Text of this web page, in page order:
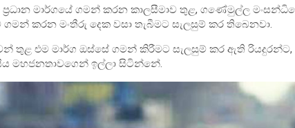
මාර්ගයේ ගමන් කරන කාලසීමාව තුළ, ගණේමුල්ල
කරන මංතීරු දෙක වසා තැබීමට සැලසුම් කර තිබෙනවා.
තුළ එම මාර්ග ඔස්සේ ගමන් කිරීමට සැලසුම් කර ඇති රියදුරන්ට,
මහජනතාවගෙන් ඉල්ලා සිටින්නේ.